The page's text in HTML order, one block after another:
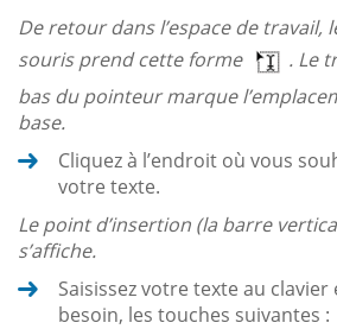
De retour dans l’espace de travail,
souris prend cette forme
. Le
bas du pointeur marque
base.
Cliquez à l’endroit où vous
votre texte.
Le point d’insertion (la barre
s’affiche.
Saisissez votre texte au
besoin, les touches suivantes :